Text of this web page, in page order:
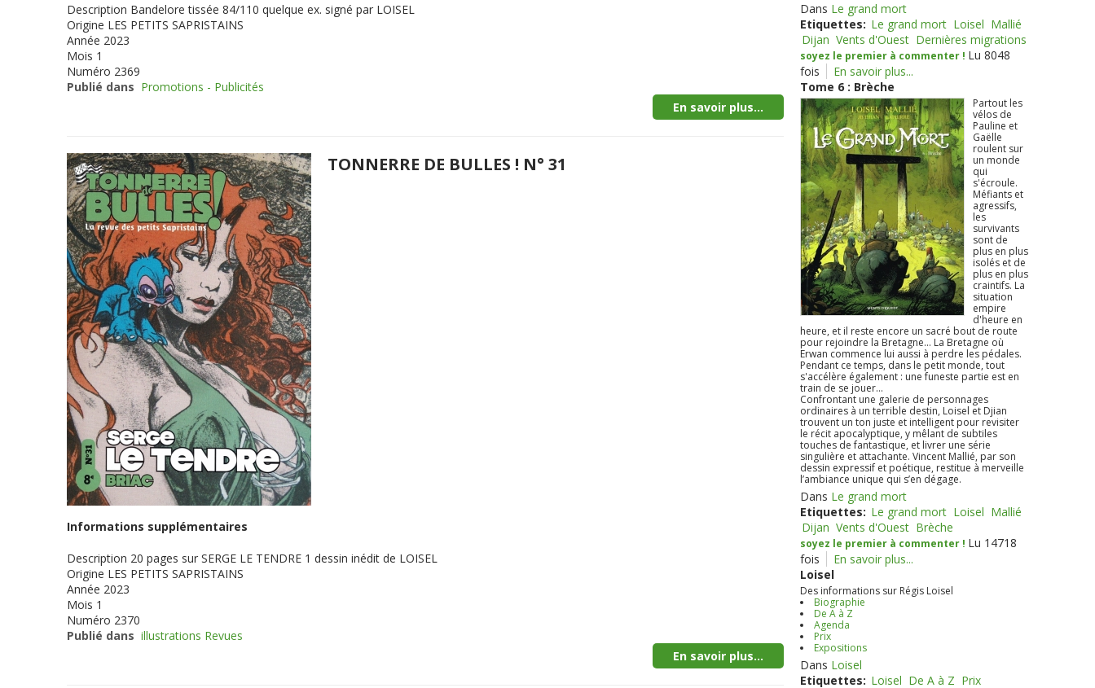
Description Bandelore tissée 84/110 quelque ex. signé par LOISEL
Origine LES PETITS SAPRISTAINS
Année 2023
Mois 1
Numéro 2369
Publié dans Promotions - Publicités
En savoir plus...
TONNERRE DE BULLES ! N° 31
Informations supplémentaires
Description 20 pages sur SERGE LE TENDRE 1 dessin inédit de LOISEL
Origine LES PETITS SAPRISTAINS
Année 2023
Mois 1
Numéro 2370
Publié dans illustrations Revues
En savoir plus...
Dans Le grand mort
Etiquettes: Le grand mort Loisel Mallié
Dijan Vents d'Ouest Dernières migrations
soyez le premier à commenter ! Lu 8048
fois
En savoir plus...
Tome 6 : Brèche
Partout les
vélos de
Pauline et
Gaëlle
roulent sur
un monde
qui
s'écroule.
Méfiants et
agressifs,
les
survivants
sont de
plus en plus
isolés et de
plus en plus
craintifs. La
situation
empire
d'heure en
heure, et il reste encore un sacré bout de route
pour rejoindre la Bretagne... La Bretagne où
Erwan commence lui aussi à perdre les pédales.
Pendant ce temps, dans le petit monde, tout
s'accélère également : une funeste partie est en
train de se jouer...
Confrontant une galerie de personnages
ordinaires à un terrible destin, Loisel et Djian
trouvent un ton juste et intelligent pour revisiter
le récit apocalyptique, y mêlant de subtiles
touches de fantastique, et livrer une série
singulière et attachante. Vincent Mallié, par son
dessin expressif et poétique, restitue à merveille
l’ambiance unique qui s’en dégage.
Dans Le grand mort
Etiquettes: Le grand mort Loisel Mallié
Dijan Vents d'Ouest Brèche
soyez le premier à commenter ! Lu 14718
fois
En savoir plus...
Loisel
Des informations sur Régis Loisel
Biographie
De A à Z
Agenda
Prix
Expositions
Dans Loisel
Etiquettes: Loisel De A à Z Prix